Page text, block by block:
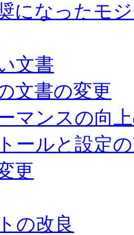
になったモ
文書
文書の変更
マンスの向
ールと設定
更
の改良